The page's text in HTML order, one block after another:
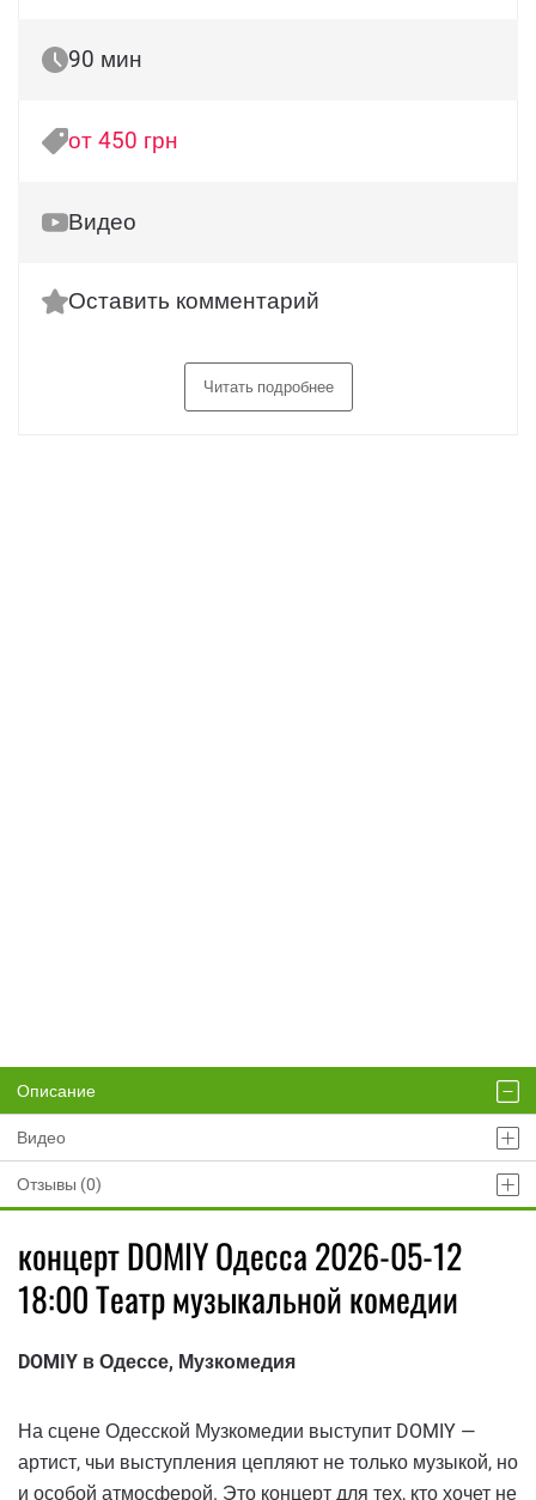
90 мин
от 450 грн
Видео
Оставить комментарий
Читать подробнее
Описание
Видео
Отзывы (0)
концерт DOMIY Одесса 2026-05-12
18:00 Театр музыкальной комедии
DOMIY в Одессе, Музкомедия
На сцене Одесской Музкомедии выступит DOMIY —
артист, чьи выступления цепляют не только музыкой, но
и особой атмосферой. Это концерт для тех, кто хочет не